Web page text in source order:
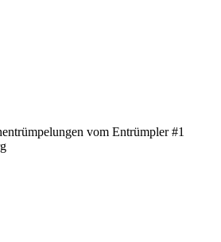
vom Entrümpler #1